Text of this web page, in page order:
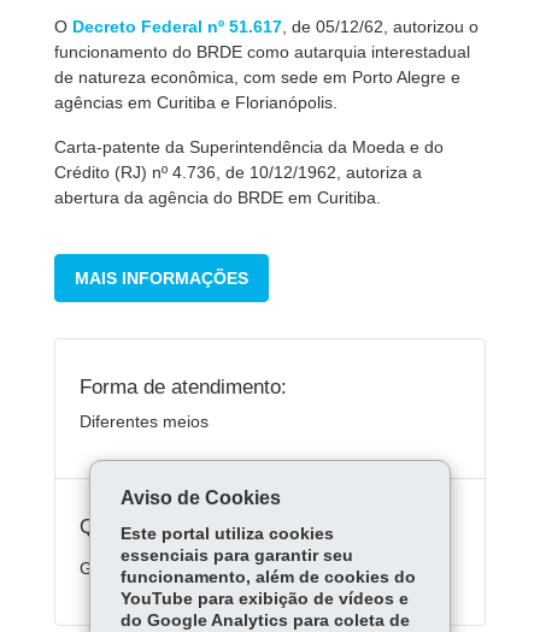
O Decreto Federal nº 51.617 , de 05/12/62, autorizou o
funcionamento do BRDE como autarquia interestadual
de natureza econômica, com sede em Porto Alegre e
agências em Curitiba e Florianópolis.
Carta-patente da Superintendência da Moeda e do
Crédito (RJ) nº 4.736, de 10/12/1962, autoriza a
abertura da agência do BRDE em Curitiba.
MAIS INFORMAÇÕES
Forma de atendimento:
Diferentes meios
Quanto custa:
Gratuito
Aviso de Cookies
Este portal utiliza cookies
essenciais para garantir seu
funcionamento, além de cookies do
YouTube para exibição de vídeos e
do Google Analytics para coleta de